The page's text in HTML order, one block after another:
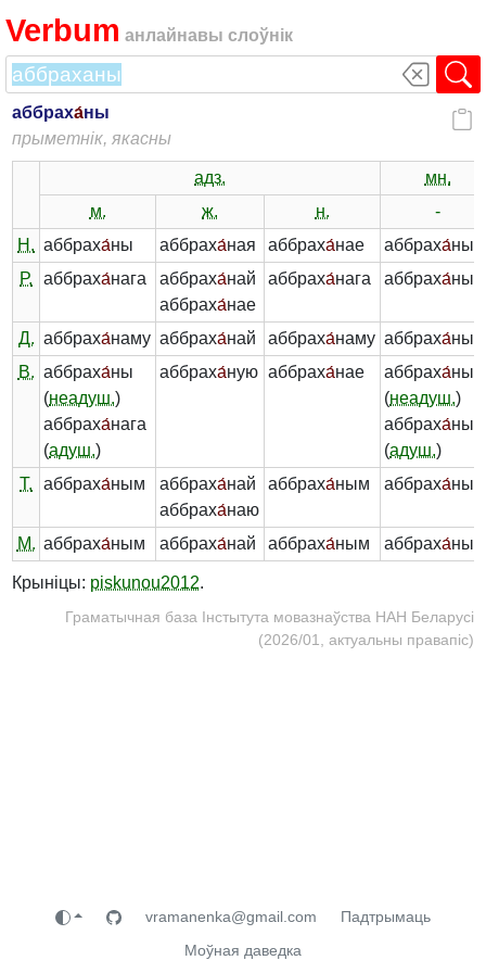
Verbum анлайнавы слоўнік
аббраха́ны
прыметнік, якасны
адз.
мн.
м.
ж. н.
-
Н. аббраха́ны аббраха́ная аббраха́нае аббраха́ныя
Р.
аббраха́нага аббраха́най
аббраха́нае
аббраха́нага аббраха́ных
Д. аббраха́наму аббраха́най аббраха́наму аббраха́ным
В. аббраха́ны
(неадуш.)
аббраха́нага
(адуш.)
аббраха́ную аббраха́нае аббраха́ныя
(неадуш.)
аббраха́ных
(адуш.)
Т.
аббраха́ным аббраха́най
аббраха́наю
аббраха́ным аббраха́
М. аббраха́ным аббраха́най аббраха́ным аббраха́ных
Крыніцы: piskunou2012.
Граматычная база Інстытута мовазнаўства НАН Беларусі
(2026/01, актуальны правапіс)
vramanenka@gmail.com
Падтрымаць
Моўная даведка